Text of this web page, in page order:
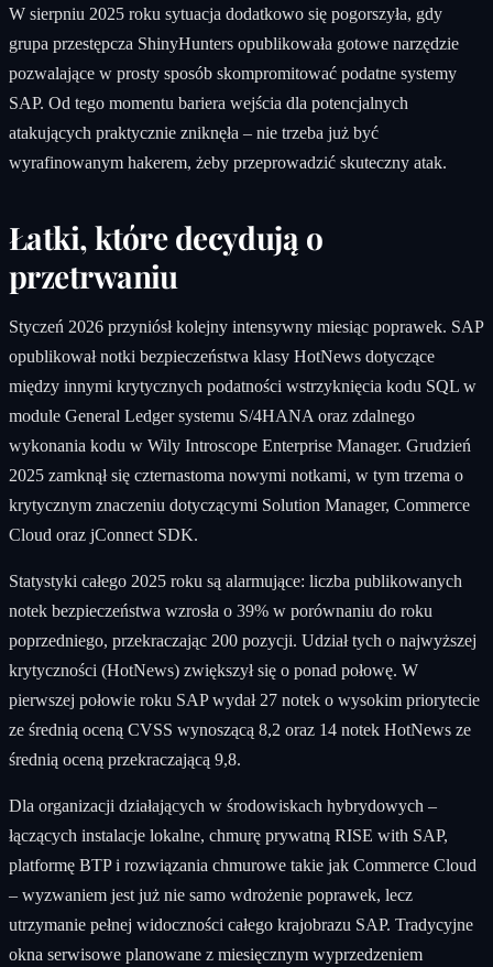
W sierpniu 2025 roku sytuacja dodatkowo się pogorszyła, gdy
grupa przestępcza ShinyHunters opublikowała gotowe narzędzie
pozwalające w prosty sposób skompromitować podatne systemy
SAP. Od tego momentu bariera wejścia dla potencjalnych
atakujących praktycznie zniknęła – nie trzeba już być
wyrafinowanym hakerem, żeby przeprowadzić skuteczny atak.
Łatki, które decydują o
przetrwaniu
Styczeń 2026 przyniósł kolejny intensywny miesiąc poprawek. SAP
opublikował notki bezpieczeństwa klasy HotNews dotyczące
między innymi krytycznych podatności wstrzyknięcia kodu SQL w
module General Ledger systemu S/4HANA oraz zdalnego
wykonania kodu w Wily Introscope Enterprise Manager. Grudzień
2025 zamknął się czternastoma nowymi notkami, w tym trzema o
krytycznym znaczeniu dotyczącymi Solution Manager, Commerce
Cloud oraz jConnect SDK.
Statystyki całego 2025 roku są alarmujące: liczba publikowanych
notek bezpieczeństwa wzrosła o 39% w porównaniu do roku
poprzedniego, przekraczając 200 pozycji. Udział tych o najwyższej
krytyczności (HotNews) zwiększył się o ponad połowę. W
pierwszej połowie roku SAP wydał 27 notek o wysokim priorytecie
ze średnią oceną CVSS wynoszącą 8,2 oraz 14 notek HotNews ze
średnią oceną przekraczającą 9,8.
Dla organizacji działających w środowiskach hybrydowych –
łączących instalacje lokalne, chmurę prywatną RISE with SAP,
platformę BTP i rozwiązania chmurowe takie jak Commerce Cloud
– wyzwaniem jest już nie samo wdrożenie poprawek, lecz
utrzymanie pełnej widoczności całego krajobrazu SAP. Tradycyjne
okna serwisowe planowane z miesięcznym wyprzedzeniem